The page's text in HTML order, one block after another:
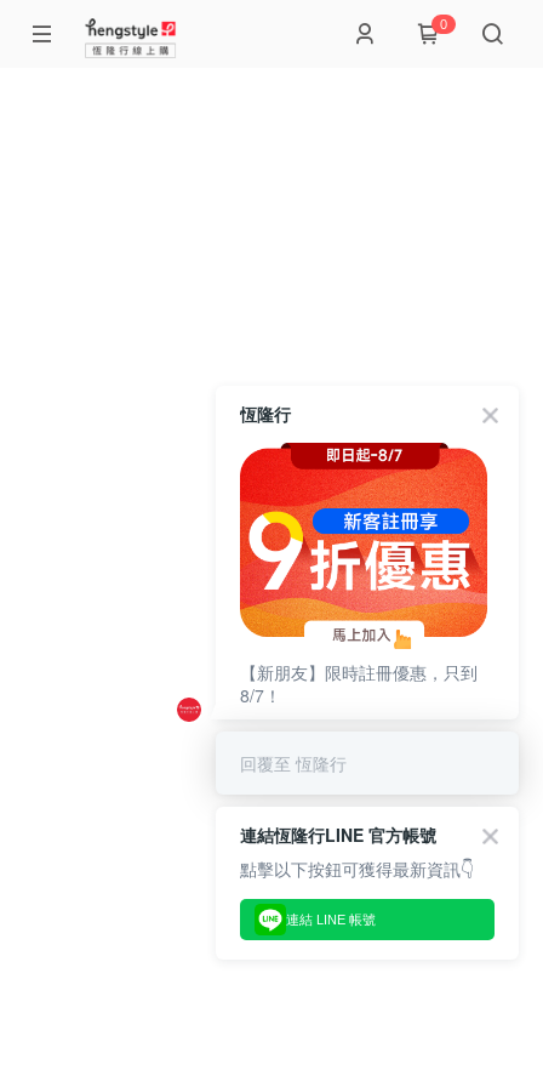
0
恆隆行
【新朋友】限時註冊優惠，只到
8/7！
回覆至 恆隆行
連結恆隆行LINE 官方帳號
點擊以下按鈕可獲得最新資訊👇
連結 LINE 帳號